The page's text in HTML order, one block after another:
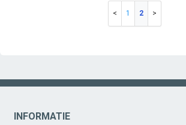
1 2
INFORMATIE